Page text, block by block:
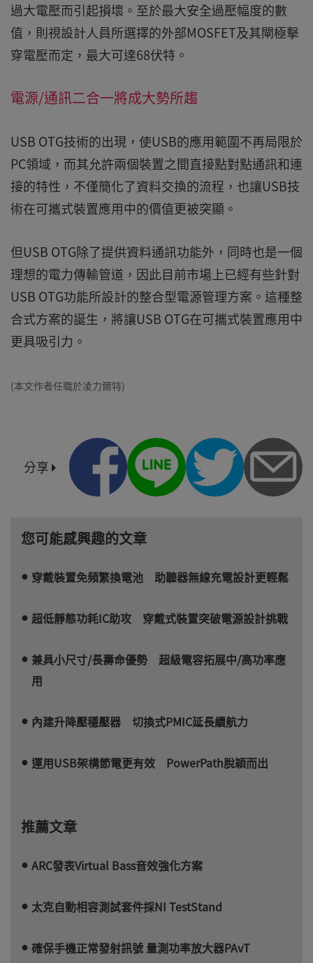
過大電壓而引起損壞。至於最大安全過壓幅度的數
值，則視設計人員所選擇的外部MOSFET及其閘極擊
穿電壓而定，最大可達68伏特。
電源/通訊二合一將成大勢所趨
USB OTG技術的出現，使USB的應用範圍不再局限於
PC領域，而其允許兩個裝置之間直接點對點通訊和連
接的特性，不僅簡化了資料交換的流程，也讓USB技
術在可攜式裝置應用中的價值更被突顯。
但USB OTG除了提供資料通訊功能外，同時也是一個
理想的電力傳輸管道，因此目前市場上已經有些針對
USB OTG功能所設計的整合型電源管理方案。這種整
合式方案的誕生，將讓USB OTG在可攜式裝置應用中
更具吸引力。
(本文作者任職於凌力爾特)
分享
您可能感興趣的文章
穿戴裝置免頻繁換電池 助聽器無線充電設計更輕鬆
超低靜態功耗IC助攻 穿戴式裝置突破電源設計挑戰
兼具小尺寸/長壽命優勢 超級電容拓展中/高功率應
用
內建升降壓穩壓器 切換式PMIC延長續航力
運用USB架構節電更有效 PowerPath脫穎而出
推薦文章
ARC發表Virtual Bass音效強化方案
太克自動相容測試套件採NI TestStand
確保手機正常發射訊號 量測功率放大器PAvT